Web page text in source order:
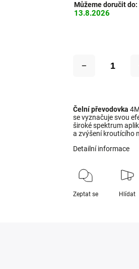
Můžeme doručit do:
13.8.2026
Čelní převodovka
se vyznačuje svou
široké spektrum
a zvýšení kroutícího
Detailní informace
Zeptat se Hlídat